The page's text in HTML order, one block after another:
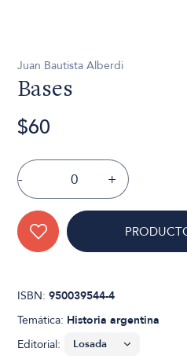
Juan Bautista Alberdi
Bases
$60
- +
ISBN:950039544-4
Temática: Historia argentina
Editorial: